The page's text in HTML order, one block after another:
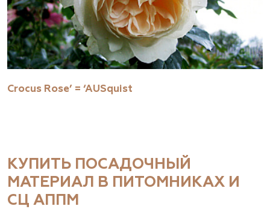
Crocus Rose’ = ‘AUSquist
КУПИТЬ ПОСАДОЧНЫЙ
МАТЕРИАЛ В ПИТОМНИКАХ И
СЦ АППМ